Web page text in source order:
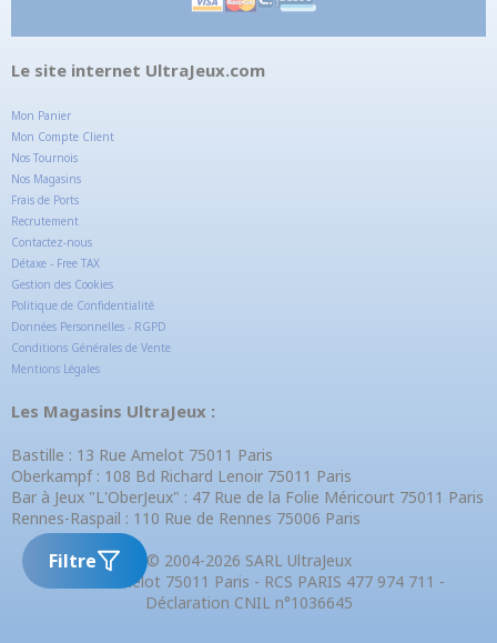
Filtre
Le site internet UltraJeux.com
Mon Panier
Mon Compte Client
Nos Tournois
Nos Magasins
Frais de Ports
Recrutement
Contactez-nous
Détaxe - Free TAX
Gestion des Cookies
Politique de Confidentialité
Données Personnelles - RGPD
Conditions Générales de Vente
Mentions Légales
Les Magasins UltraJeux :
Bastille : 13 Rue Amelot 75011 Paris
Oberkampf : 108 Bd Richard Lenoir 75011 Paris
Bar à Jeux "L'OberJeux" : 47 Rue de la Folie Méricourt 75011 Paris
Rennes-Raspail : 110 Rue de Rennes 75006 Paris
© 2004-2026 SARL UltraJeux
13 Rue Amelot 75011 Paris - RCS PARIS 477 974 711 -
Déclaration CNIL n°1036645